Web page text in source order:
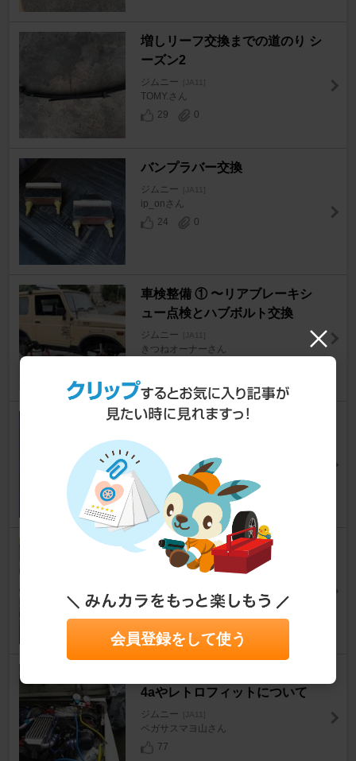
増しリーフ交換までの道のり シ
ーズン2
ジムニー [JA11]
TOMY.さん
29
0
バンプラバー交換
ジムニー [JA11]
ip_onさん
24
0
車検整備 ① 〜リアブレーキシ
ュー点検とハブボルト交換
ジムニー [JA11]
きつねオーナーさん
エアコンR12→R134a化
ジムニー
とらchanさん
ドリンクホルダー製作•取付け
ジムニー [JA11]
15
4aやレトロフィットについて
ジムニー [JA11]
ペガサスマヨ山さん
77
会員登録をして使う